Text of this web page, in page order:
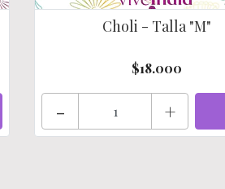
Choli - Talla "M"
$18.000
- +